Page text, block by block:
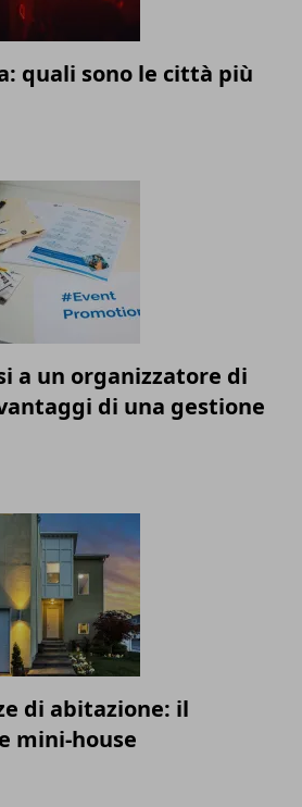
quali sono le città più
a un organizzatore di
di una gestione
di abitazione: il
mini-house